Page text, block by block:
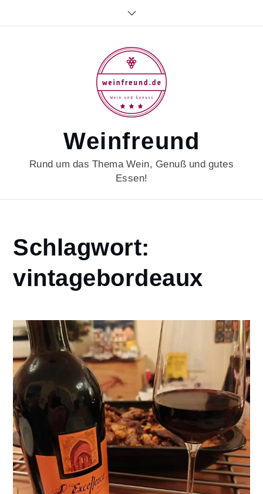
Weinfreund
Rund um das Thema Wein, Genuß und gutes
Essen!
Home
vintagebordeaux
Schlagwort:
vintagebordeaux